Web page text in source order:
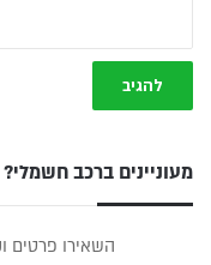
מעוניינים ברכב חשמלי?
השאירו פרטים